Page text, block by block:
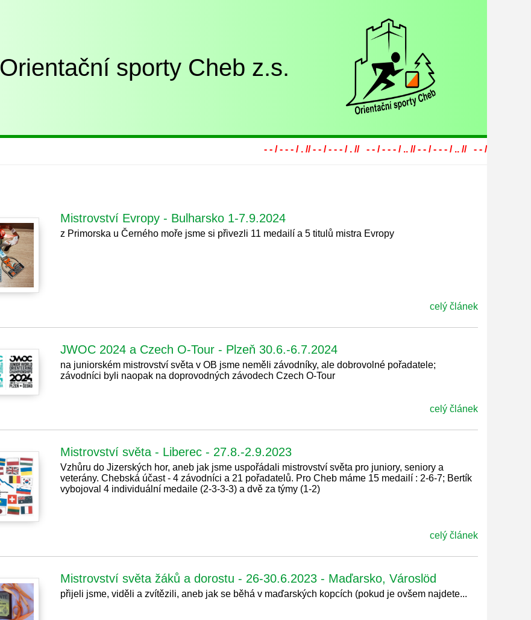
Mistrovství Evropy - Bulharsko 1-7.9.2024
z Primorska u Černého moře jsme si přivezli 11 medailí a 5 titulů mistra Evropy
celý článek
JWOC 2024 a Czech O-Tour - Plzeň 30.6.-6.7.2024
na juniorském mistrovství světa v OB jsme neměli závodníky, ale dobrovolné pořadatele;
závodníci byli naopak na doprovodných závodech Czech O-Tour
celý článek
Mistrovství světa - Liberec - 27.8.-2.9.2023
Vzhůru do Jizerských hor, aneb jak jsme uspořádali mistrovství světa pro juniory, seniory a
veterány. Chebská účast - 4 závodníci a 21 pořadatelů. Pro Cheb máme 15 medailí : 2-6-7; Bertík
vybojoval 4 individuální medaile (2-3-3-3) a dvě za týmy (1-2)
celý článek
Mistrovství světa žáků a dorostu - 26-30.6.2023 - Maďarsko, Városlöd
přijeli jsme, viděli a zvítězili, aneb jak se běhá v maďarských kopcích (pokud je ovšem najdete...
- - / - - - / . // - - / - - - / . // - - / - - - / .. // - - / - - - / .. // - - / - - - / ... // - - /
Orientační sporty Cheb z.s.